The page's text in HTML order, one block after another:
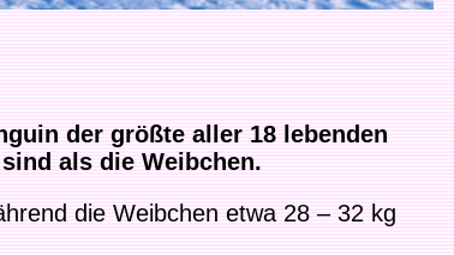
der größte aller 18 lebenden
als die Weibchen.
die Weibchen etwa 28 – 32 kg